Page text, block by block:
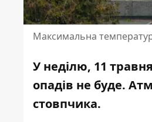
Максимальна
У неділю, 11
опадів не буде.
стовпчика.